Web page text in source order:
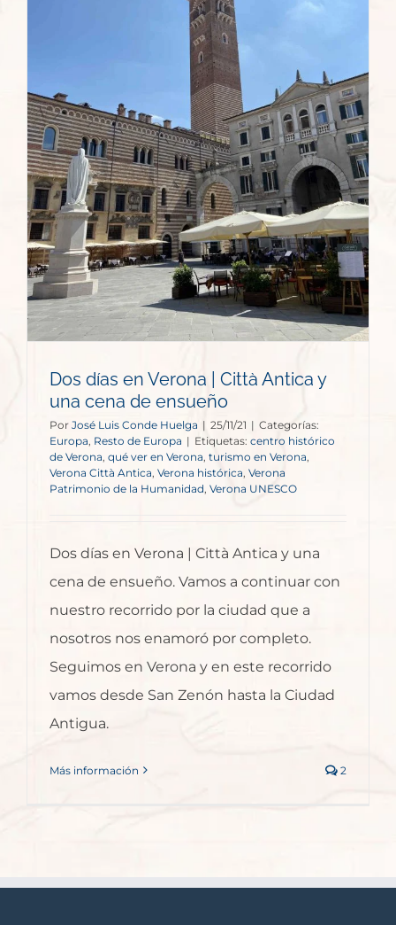
Dos días en Verona | Città Antica y
una cena de ensueño
Por José Luis Conde Huelga | 25/11/21 | Categorías:
Europa, Resto de Europa | Etiquetas: centro histórico
de Verona qué ver en Verona turismo en Verona,
Verona Città Antica Verona histórica Verona
Patrimonio de la Humanidad, Verona UNESCO
Dos días en Verona | Città Antica y una
cena de ensueño. Vamos a continuar con
nuestro recorrido por la ciudad que a
nosotros nos enamoró por completo.
Seguimos en Verona y en este recorrido
vamos desde San Zenón hasta la Ciudad
Antigua.
Más información 2